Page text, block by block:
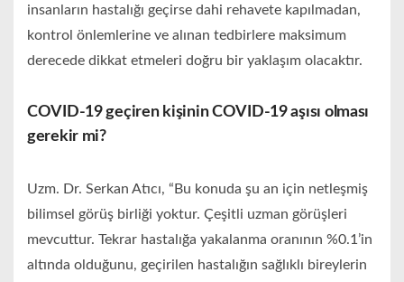
insanların hastalığı geçirse dahi rehavete kapılmadan,
kontrol önlemlerine ve alınan tedbirlere maksimum
derecede dikkat etmeleri doğru bir yaklaşım olacaktır.
COVID-19 geçiren kişinin COVID-19 aşısı olması
gerekir mi?
Uzm. Dr. Serkan Atıcı, “Bu konuda şu an için netleşmiş
bilimsel görüş birliği yoktur. Çeşitli uzman görüşleri
mevcuttur. Tekrar hastalığa yakalanma oranının %0.1’in
altında olduğunu, geçirilen hastalığın sağlıklı bireylerin